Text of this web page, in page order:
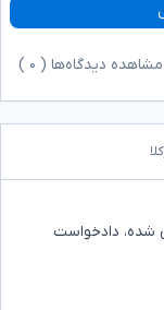
مشاهده دیدگاه‌ها ( ۰
شده، دادخواست